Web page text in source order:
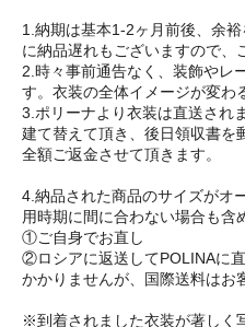
1.納期は基本1-2ヶ月前後、余
に納品遅れもございますので、
2.時々事前通告なく、装飾やレ
す。衣装の全体イメージが変わ
3.ポリーナより衣装は直送され
建て替えて頂き、後日領収書を
全額ご返金させて頂きます。
4.納品された商品のサイズがオ
用時期に間に合わない場合も含
①ご自身でお直し
②ロシアに返送してPOLINAに
かかりませんが、国際送料はお
※到着されました衣装が著しく